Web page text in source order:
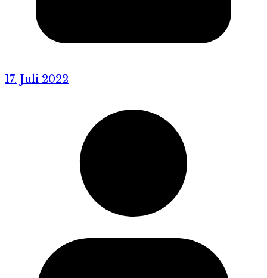
17. Juli 2022